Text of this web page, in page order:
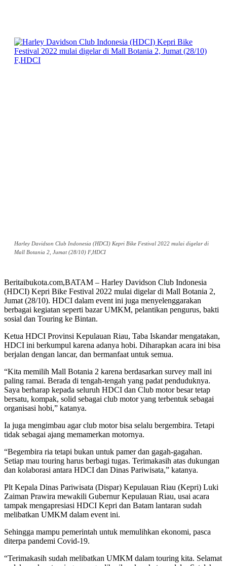
Harley Davidson Club Indonesia (HDCI) Kepri Bike Festival 2022 mulai digelar di
Mall Botania 2, Jumat (28/10) F,HDCI
Beritaibukota.com,BATAM – Harley Davidson Club Indonesia
(HDCI) Kepri Bike Festival 2022 mulai digelar di Mall Botania 2,
Jumat (28/10). HDCI dalam event ini juga menyelenggarakan
berbagai kegiatan seperti bazar UMKM, pelantikan pengurus, bakti
sosial dan Touring ke Bintan.
Ketua HDCI Provinsi Kepulauan Riau, Taba Iskandar mengatakan,
HDCI ini berkumpul karena adanya hobi. Diharapkan acara ini bisa
berjalan dengan lancar, dan bermanfaat untuk semua.
“Kita memilih Mall Botania 2 karena berdasarkan survey mall ini
paling ramai. Berada di tengah-tengah yang padat penduduknya.
Saya berharap kepada seluruh HDCI dan Club motor besar tetap
bersatu, kompak, solid sebagai club motor yang terbentuk sebagai
organisasi hobi,” katanya.
Ia juga mengimbau agar club motor bisa selalu bergembira. Tetapi
tidak sebagai ajang memamerkan motornya.
“Begembira ria tetapi bukan untuk pamer dan gagah-gagahan.
Setiap mau touring harus berbagi tugas. Terimakasih atas dukungan
dan kolaborasi antara HDCI dan Dinas Pariwisata,” katanya.
Plt Kepala Dinas Pariwisata (Dispar) Kepulauan Riau (Kepri) Luki
Zaiman Prawira mewakili Gubernur Kepulauan Riau, usai acara
tampak mengapresiasi HDCI Kepri dan Batam lantaran sudah
melibatkan UMKM dalam event ini.
Sehingga mampu pemerintah untuk memulihkan ekonomi, pasca
diterpa pandemi Covid-19.
“Terimakasih sudah melibatkan UMKM dalam touring kita. Selamat